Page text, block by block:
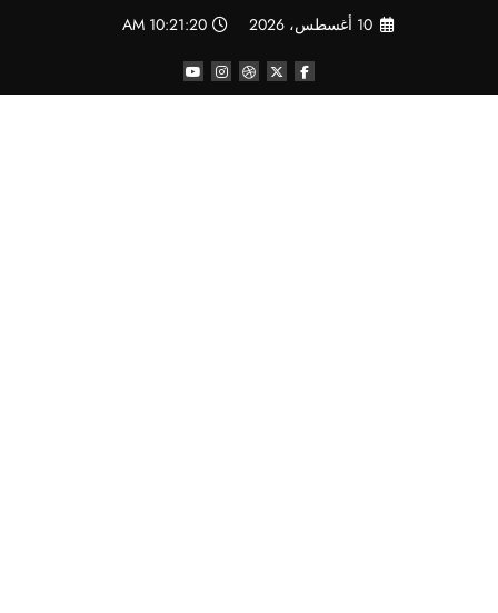
10 أغسطس، 2026 10:21:21 AM